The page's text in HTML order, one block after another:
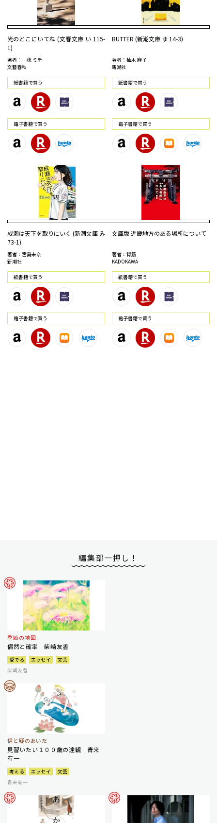
光のとこにいてね (文春文庫 い 115-
1)
著者：一穂 ミチ
文藝春秋
紙書籍で買う
電⼦書籍で買う
BUTTER (新潮文庫 ゆ 14-3)
著者：柚木 麻子
新潮社
紙書籍で買う
電⼦書籍で買う
成瀬は天下を取りにいく (新潮文庫 み
73-1)
著者：宮島未奈
新潮社
紙書籍で買う
電⼦書籍で買う
文庫版 近畿地方のある場所について
著者：背筋
KADOKAWA
紙書籍で買う
電⼦書籍で買う
編集部一押し！
季節の地図
偶然と確率 柴崎友香
愛でる エッセイ
文芸
柴崎友香
信と疑のあいだ
見習いたい１００歳の達観 青来
有一
考える エッセイ
文芸
青来有一